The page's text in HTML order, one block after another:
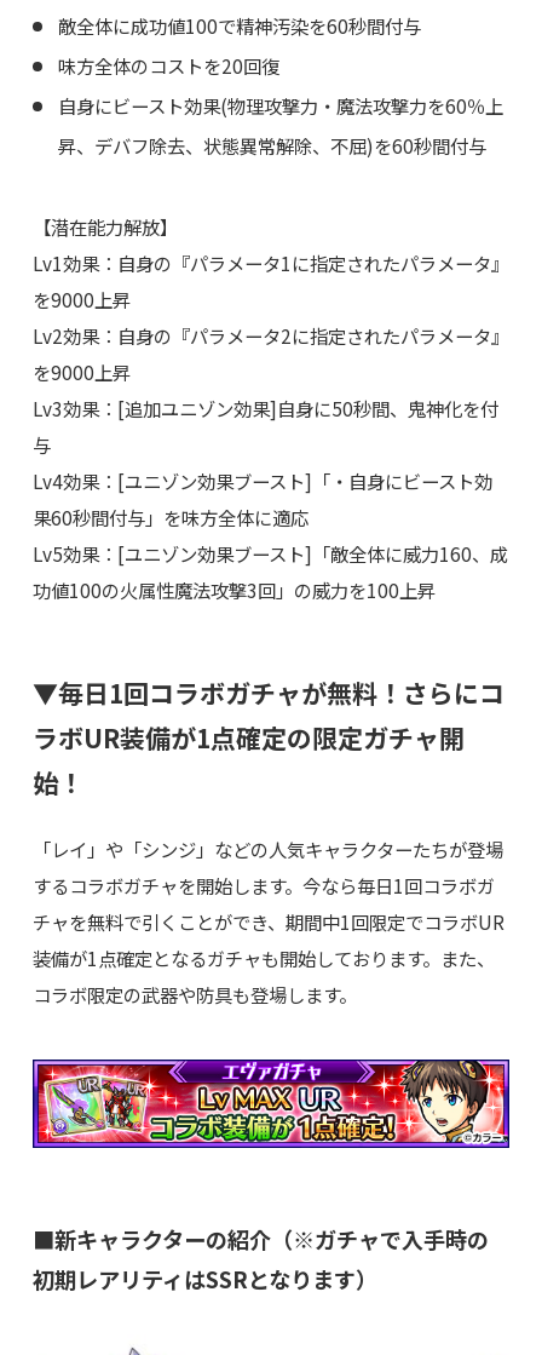
敵全体に成功値100で精神汚染を60秒間付与
味方全体のコストを20回復
自身にビースト効果(物理攻撃力・魔法攻撃力を60％上
昇、デバフ除去、状態異常解除、不屈)を60秒間付与
【潜在能力解放】
Lv1効果：自身の『パラメータ1に指定されたパラメータ』
を9000上昇
Lv2効果：自身の『パラメータ2に指定されたパラメータ』
を9000上昇
Lv3効果：[追加ユニゾン効果]自身に50秒間、鬼神化を付
与
Lv4効果：[ユニゾン効果ブースト]「・自身にビースト効
果60秒間付与」を味方全体に適応
Lv5効果：[ユニゾン効果ブースト]「敵全体に威力160、成
功値100の火属性魔法攻撃3回」の威力を100上昇
▼毎日1回コラボガチャが無料！さらにコ
ラボUR装備が1点確定の限定ガチャ開
始！
「レイ」や「シンジ」などの人気キャラクターたちが登場
するコラボガチャを開始します。今なら毎日1回コラボガ
チャを無料で引くことができ、期間中1回限定でコラボUR
装備が1点確定となるガチャも開始しております。また、
コラボ限定の武器や防具も登場します。
■新キャラクターの紹介（※ガチャで入手時の
初期レアリティはSSRとなります）